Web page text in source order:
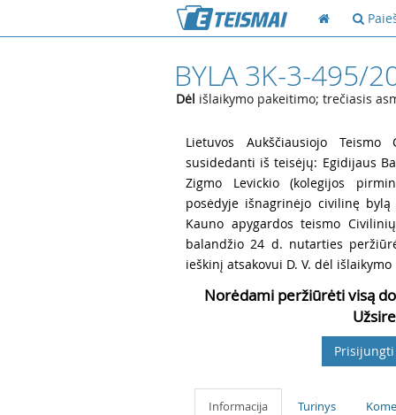
BYLA 3K-3-495/
Dėl išlaikymo pakeitimo; trečiasis
Lietuvos Aukščiausiojo
susidedanti iš teisėjų: Egidijaus
Zigmo Levickio (kolegijos
posėdyje išnagrinėjo civilinę
Kauno apygardos teismo
balandžio 24 d. nutarties
ieškinį atsakovui D. V. dėl
Norėdami peržiūrėti visą
Prisijungti
Informacija Turinys